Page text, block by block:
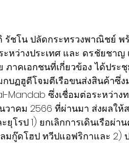
รัชโน ปลัดกระทรวงพาณิชย์
ะหว่างประเทศ และ ดร.ชัยชา
ภาคเอกชนที่เกี่ยวข้อง ได้ประ
ฏฮูตีโจมตีเรือขนส่งสินค้าซึ่ง
Mandab ซึ่งเชื่อมต่อระหว่าง
วาคม 2566 ที่ผ่านมา ส่งผลให้
ยุโรป 1) ยกเลิกการเดินเรือผ่า
มกู๊ดโฮป ทวีปแอฟริกาและ 2)